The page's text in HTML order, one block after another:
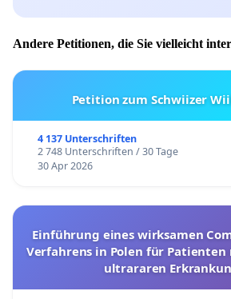
Andere Petitionen, die Sie vielleicht
Petition zum Schwiizer
4 137 Unterschriften
2 748 Unterschriften / 30 Tage
30 Apr 2026
Einführung eines wirksamen
Verfahrens in Polen für
ultrararen